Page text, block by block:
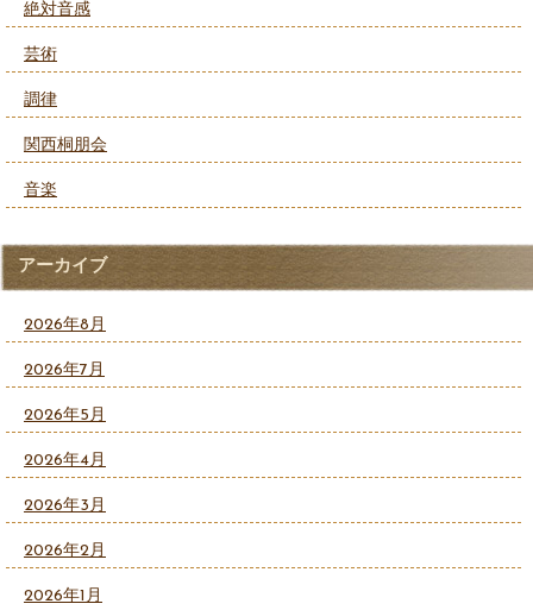
絶対音感
芸術
調律
関西桐朋会
音楽
アーカイブ
2026年8月
2026年7月
2026年5月
2026年4月
2026年3月
2026年2月
2026年1月